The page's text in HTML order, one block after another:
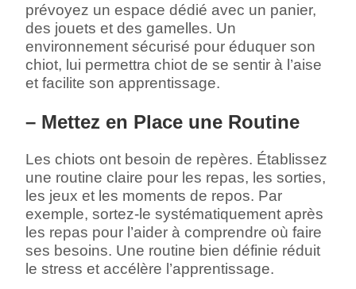
prévoyez un espace dédié avec un panier,
des jouets et des gamelles. Un
environnement sécurisé pour éduquer son
chiot, lui permettra chiot de se sentir à l’aise
et facilite son apprentissage.
– Mettez en Place une Routine
Les chiots ont besoin de repères. Établissez
une routine claire pour les repas, les sorties,
les jeux et les moments de repos. Par
exemple, sortez-le systématiquement après
les repas pour l’aider à comprendre où faire
ses besoins. Une routine bien définie réduit
le stress et accélère l’apprentissage.